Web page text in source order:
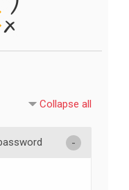
Collapse all